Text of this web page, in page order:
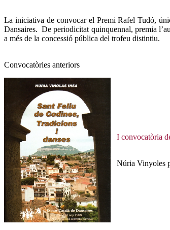
La iniciativa de convocar el Premi Rafel Tudó,
Dansaires. De periodicitat quinquennal, premia
a més de la concessió pública del trofeu distintiu.
Convocatòries anteriors
I convocatòria
Núria Vinyoles